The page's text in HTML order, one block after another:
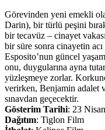
Görevinden yeni emekli
Darin), bir türlü peşini
bir tecavüz – cinayet
bir süre sonra cinayetin
Esposito’nun güncel
onu, duygularına ayna
yüzleşmeye zorlar.
verirken, Benjamin adalet
sınavdan geçecektir.
Gösterim Tarihi: 23
Dağıtım: Tiglon Film